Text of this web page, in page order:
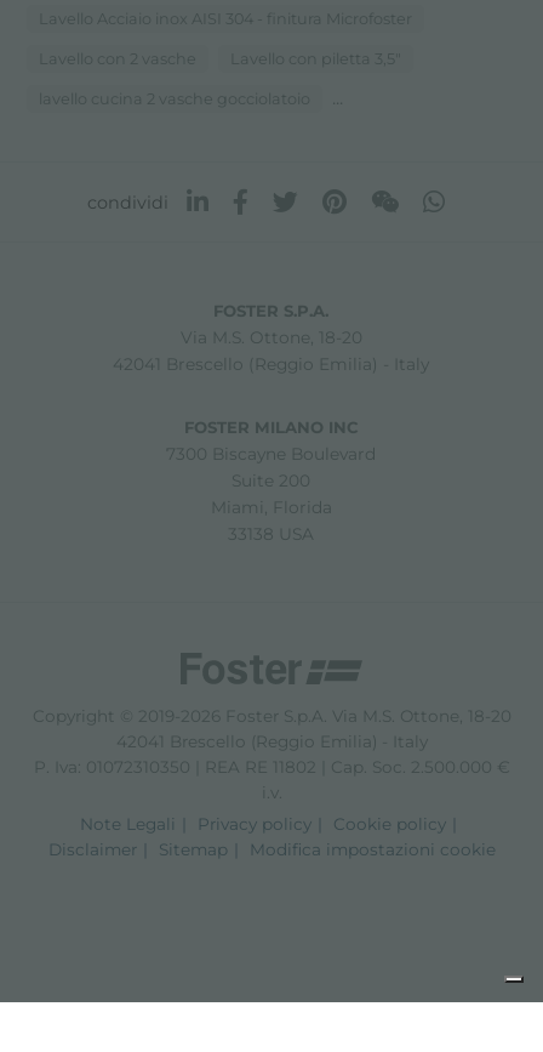
Lavello Acciaio inox AISI 304 - finitura Microfoster
Lavello con 2 vasche Lavello con piletta 3,5"
lavello cucina 2 vasche gocciolatoio ...
condividi
FOSTER S.P.A.
Via M.S. Ottone, 18-20
42041 Brescello (Reggio Emilia) - Italy
FOSTER MILANO INC
7300 Biscayne Boulevard
Suite 200
Miami, Florida
33138 USA
Copyright © 2019-2026 Foster S.p.A. Via M.S. Ottone, 18-20
42041 Brescello (Reggio Emilia) - Italy
P. Iva: 01072310350 | REA RE 11802 | Cap. Soc. 2.500.000 €
i.v.
Note Legali
Privacy policy
Cookie policy
Disclaimer
Sitemap Modifica impostazioni cookie